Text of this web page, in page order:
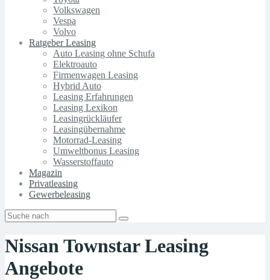
Volkswagen
Vespa
Volvo
Ratgeber Leasing
Auto Leasing ohne Schufa
Elektroauto
Firmenwagen Leasing
Hybrid Auto
Leasing Erfahrungen
Leasing Lexikon
Leasingrückläufer
Leasingübernahme
Motorrad-Leasing
Umweltbonus Leasing
Wasserstoffauto
Magazin
Privatleasing
Gewerbeleasing
Nissan Townstar Leasing
Angebote